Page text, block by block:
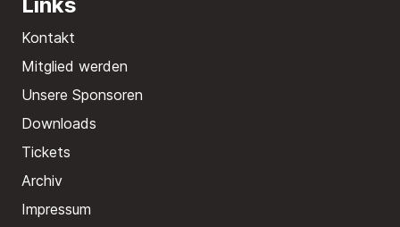
Kontakt
Mitglied werden
Unsere Sponsoren
Downloads
Tickets
Archiv
Impressum